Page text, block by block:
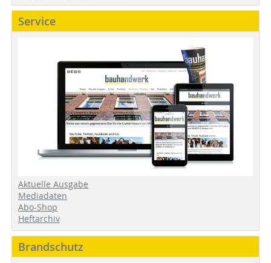
Service
Aktuelle Ausgabe
Mediadaten
Abo-Shop
Heftarchiv
Brandschutz